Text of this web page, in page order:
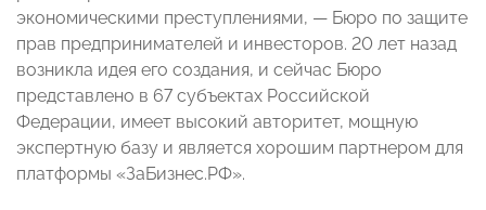
экономическими преступлениями, — Бюро по защите
прав предпринимателей и инвесторов. 20 лет назад
возникла идея его создания, и сейчас Бюро
представлено в 67 субъектах Российской
Федерации, имеет высокий авторитет, мощную
экспертную базу и является хорошим партнером для
платформы «ЗаБизнес.РФ».